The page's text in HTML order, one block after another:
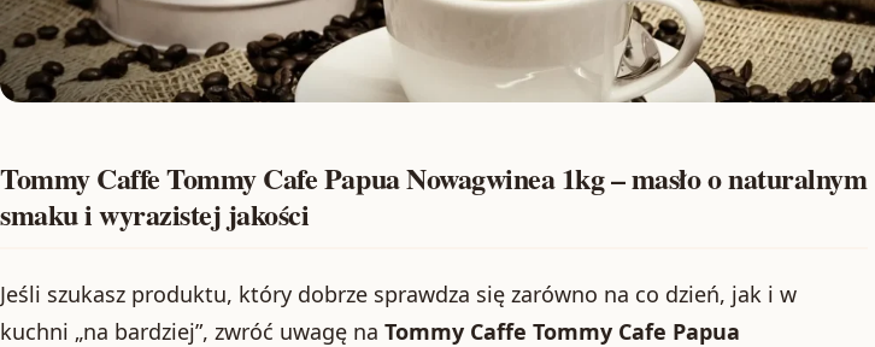
Tommy Caffe Tommy Cafe Papua Nowagwinea 1kg – masło o naturalnym
smaku i wyrazistej jakości
Jeśli szukasz produktu, który dobrze sprawdza się zarówno na co dzień, jak i w
kuchni „na bardziej”, zwróć uwagę na Tommy Caffe Tommy Cafe Papua